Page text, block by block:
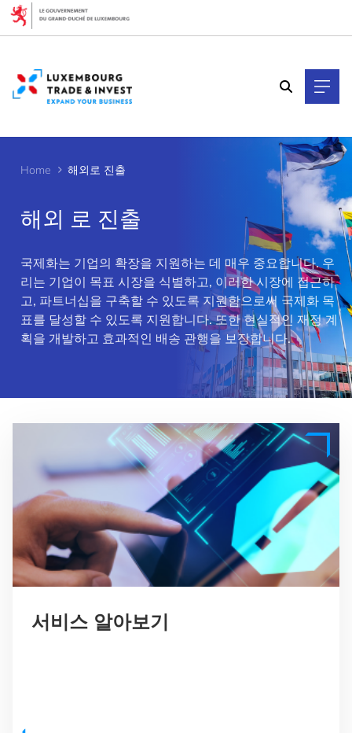
Home 해외로 진출
해외 로 진출
국제화는 기업의 확장을 지원하는 데 매우 중요합니다. 우
리는 기업이 목표 시장을 식별하고, 이러한 시장에 접근하
고, 파트너십을 구축할 수 있도록 지원함으로써 국제화 목
표를 달성할 수 있도록 지원합니다. 또한 현실적인 재정 계
획을 개발하고 효과적인 배송 관행을 보장합니다.
서비스 알아보기
Cookies management panel